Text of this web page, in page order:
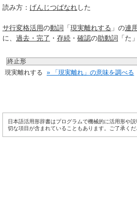
読み方： げんじつばなれした
サ行変格活用の動詞 「現実離れする 」の連
に、 過去・完了 ・ 存続 ・ 確認の助動詞 「た
終止形
現実離れする » 「現実離れ」の意味を調べる
日本語活用形辞書はプログラムで機械的に活用形や
切な項目が含まれていることもあります。ご了承くだ